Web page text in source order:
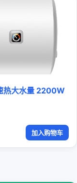
热大水量 2200W
加入购物车